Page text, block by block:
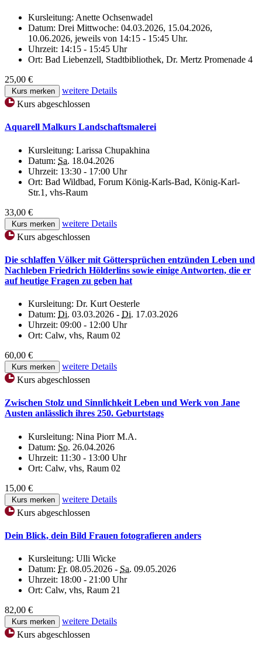
Kursleitung: Anette Ochsenwadel
Datum: Drei Mittwoche: 04.03.2026, 15.04.2026,
10.06.2026, jeweils von 14:15 - 15:45 Uhr.
Uhrzeit: 14:15 - 15:45 Uhr
Ort: Bad Liebenzell, Stadtbibliothek, Dr. Mertz Promenade 4
25,00 €
Kurs merken
weitere Details
Kurs abgeschlossen
Aquarell Malkurs Landschaftsmalerei
Kursleitung: Larissa Chupakhina
Datum: Sa. 18.04.2026
Uhrzeit: 13:30 - 17:00 Uhr
Ort: Bad Wildbad, Forum König-Karls-Bad, König-Karl-
Str.1, vhs-Raum
33,00 €
Kurs merken
weitere Details
Kurs abgeschlossen
Die schlaffen Völker mit Göttersprüchen entzünden Leben und
Nachleben Friedrich Hölderlins sowie einige Antworten, die er
auf heutige Fragen zu geben hat
Kursleitung: Dr. Kurt Oesterle
Datum: Di. 03.03.2026 - Di. 17.03.2026
Uhrzeit: 09:00 - 12:00 Uhr
Ort: Calw, vhs, Raum 02
60,00 €
Kurs merken
weitere Details
Kurs abgeschlossen
Zwischen Stolz und Sinnlichkeit Leben und Werk von Jane
Austen anlässlich ihres 250. Geburtstags
Kursleitung: Nina Piorr M.A.
Datum: So. 26.04.2026
Uhrzeit: 11:30 - 13:00 Uhr
Ort: Calw, vhs, Raum 02
15,00 €
Kurs merken
weitere Details
Kurs abgeschlossen
Dein Blick, dein Bild Frauen fotografieren anders
Kursleitung: Ulli Wicke
Datum: Fr. 08.05.2026 - Sa. 09.05.2026
Uhrzeit: 18:00 - 21:00 Uhr
Ort: Calw, vhs, Raum 21
82,00 €
Kurs merken
weitere Details
Kurs abgeschlossen